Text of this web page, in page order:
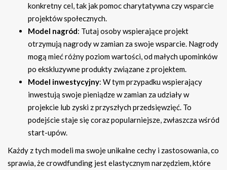
konkretny cel, tak jak pomoc charytatywna czy wsparcie
projektów społecznych.
Model nagród: Tutaj osoby wspierające projekt
otrzymują nagrody w zamian za swoje wsparcie. Nagrody
mogą mieć różny poziom wartości, od małych upominków
po ekskluzywne produkty związane z projektem.
Model inwestycyjny: W tym przypadku wspierający
inwestują swoje pieniądze w zamian za udziały w
projekcie lub zyski z przyszłych przedsięwzięć. To
podejście staje się coraz popularniejsze, zwłaszcza wśród
start-upów.
Każdy z tych modeli ma swoje unikalne cechy i zastosowania, co
sprawia, że crowdfunding jest elastycznym narzędziem, które